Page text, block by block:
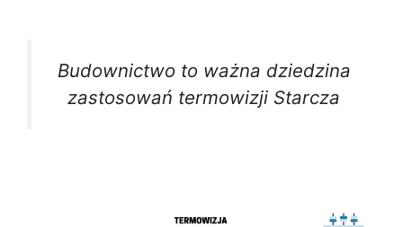
Budownictwo to ważna dziedzina
zastosowań termowizji Starcza